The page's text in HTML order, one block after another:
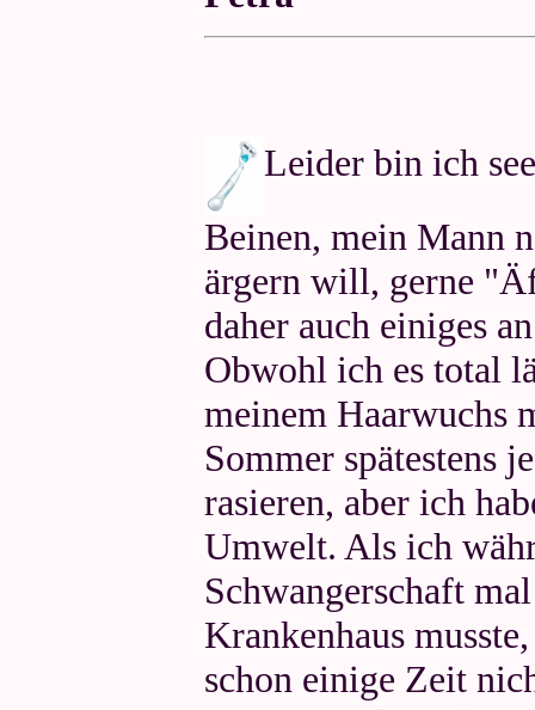
Leider bin ich
Beinen, mein Mann
ärgern will, gerne
daher auch einiges
Obwohl ich es total
meinem Haarwuchs
Sommer spätestens
rasieren, aber ich
Umwelt. Als ich
Schwangerschaft
Krankenhaus
schon einige Zeit